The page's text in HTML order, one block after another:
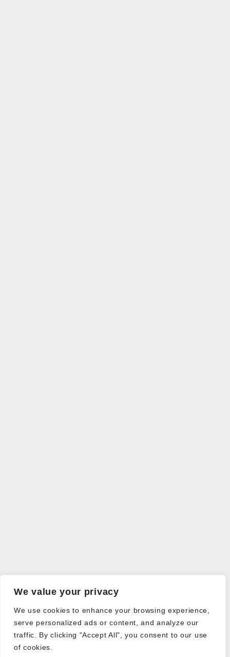
We value your privacy
We use cookies to enhance your browsing experience,
serve personalized ads or content, and analyze our
traffic. By clicking "Accept All", you consent to our use
of cookies.